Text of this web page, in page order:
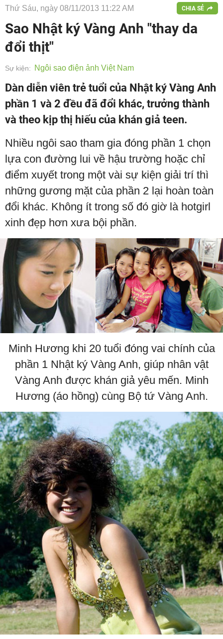
Thứ Sáu, ngày 08/11/2013 11:22 AM CHIA SẺ
Sao Nhật ký Vàng Anh "thay da
đổi thịt"
Sự kiện: Ngôi sao điện ảnh Việt Nam
Dàn diễn viên trẻ tuổi của Nhật ký Vàng Anh
phần 1 và 2 đều đã đổi khác, trưởng thành
và theo kịp thị hiếu của khán giả teen.
Nhiều ngôi sao tham gia đóng phần 1 chọn
lựa con đường lui về hậu trường hoặc chỉ
điểm xuyết trong một vài sự kiện giải trí thì
những gương mặt của phần 2 lại hoàn toàn
đổi khác. Không ít trong số đó giờ là hotgirl
xinh đẹp hơn xưa bội phần.
Minh Hương khi 20 tuổi đóng vai chính của
phần 1 Nhật ký Vàng Anh, giúp nhân vật
Vàng Anh được khán giả yêu mến. Minh
Hương (áo hồng) cùng Bộ tứ Vàng Anh.